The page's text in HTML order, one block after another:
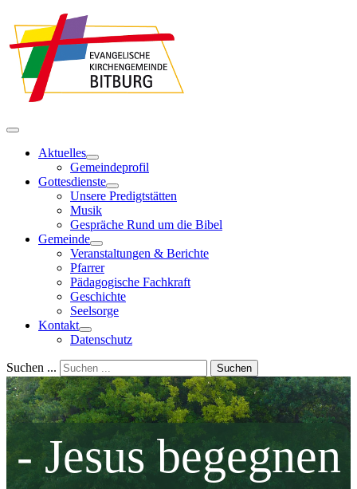
Aktuelles
Gemeindeprofil
Gottesdienste
Unsere Predigtstätten
Musik
Gespräche Rund um die Bibel
Gemeinde
Veranstaltungen & Berichte
Pfarrer
Pädagogische Fachkraft
Geschichte
Seelsorge
Kontakt
Datenschutz
Suchen ... Suchen
- Jesus begegnen